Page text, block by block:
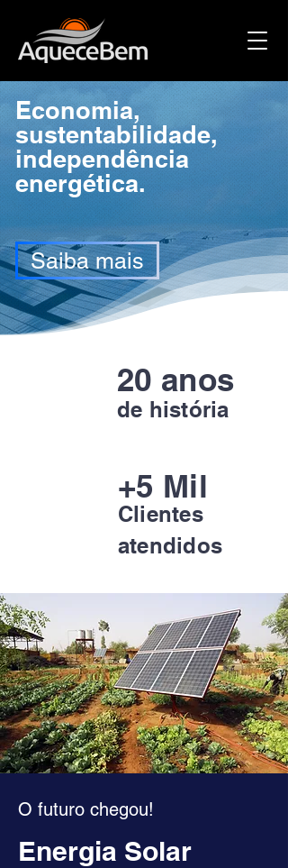
Economia,
sustentabilidade,
independência
energética.
Saiba mais
20 anos
de história
Clientes
atendidos
+5 Mil
O futuro chegou!
Energia Solar